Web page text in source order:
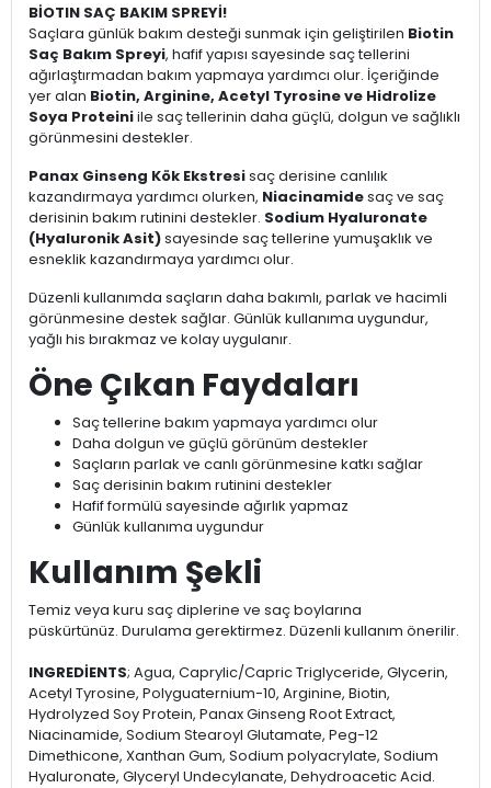
BİOTIN SAÇ BAKIM SPREYİ!
Saçlara günlük bakım desteği sunmak için geliştirilen Biotin
Saç Bakım Spreyi, hafif yapısı sayesinde saç tellerini
ağırlaştırmadan bakım yapmaya yardımcı olur. İçeriğinde
yer alan Biotin, Arginine, Acetyl Tyrosine ve Hidrolize
Soya Proteiniile saç tellerinin daha güçlü, dolgun ve sağlıklı
görünmesini destekler.
Panax Ginseng Kök Ekstresisaç derisine canlılık
kazandırmaya yardımcı olurken, Niacinamidesaç ve saç
derisinin bakım rutinini destekler. Sodium Hyaluronate
(Hyaluronik Asit)sayesinde saç tellerine yumuşaklık ve
esneklik kazandırmaya yardımcı olur.
Düzenli kullanımda saçların daha bakımlı, parlak ve hacimli
görünmesine destek sağlar. Günlük kullanıma uygundur,
yağlı his bırakmaz ve kolay uygulanır.
Öne Çıkan Faydaları
Saç tellerine bakım yapmaya yardımcı olur
Daha dolgun ve güçlü görünüm destekler
Saçların parlak ve canlı görünmesine katkı sağlar
Saç derisinin bakım rutinini destekler
Hafif formülü sayesinde ağırlık yapmaz
Günlük kullanıma uygundur
Kullanım Şekli
Temiz veya kuru saç diplerine ve saç boylarına
püskürtünüz. Durulama gerektirmez. Düzenli kullanım önerilir.
INGREDİENTS; Agua, Caprylic/Capric Triglyceride, Glycerin,
Acetyl Tyrosine, Polyguaternium-10, Arginine, Biotin,
Hydrolyzed Soy Protein, Panax Ginseng Root Extract,
Niacinamide, Sodium Stearoyl Glutamate, Peg-12
Dimethicone, Xanthan Gum, Sodium polyacrylate, Sodium
Hyaluronate, Glyceryl Undecylanate, Dehydroacetic Acid.